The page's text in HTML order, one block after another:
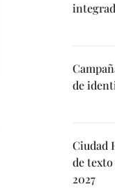
de
Ciudad
de
2027